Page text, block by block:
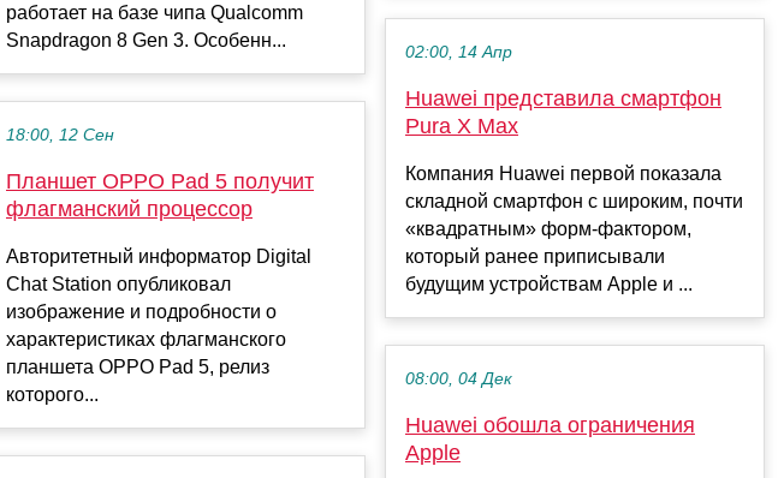
работает на базе чипа Qualcomm
Snapdragon 8 Gen 3. Особенн...
18:00, 12 Сен
Планшет OPPO Pad 5 получит
флагманский процессор
Авторитетный информатор Digital
Chat Station опубликовал
изображение и подробности о
характеристиках флагманского
планшета OPPO Pad 5, релиз
которого...
02:00, 14 Апр
Huawei представила смартфон
Pura X Max
Компания Huawei первой показала
складной смартфон с широким, почти
«квадратным» форм-фактором,
который ранее приписывали
будущим устройствам Apple и ...
08:00, 04 Дек
Huawei обошла ограничения
Apple